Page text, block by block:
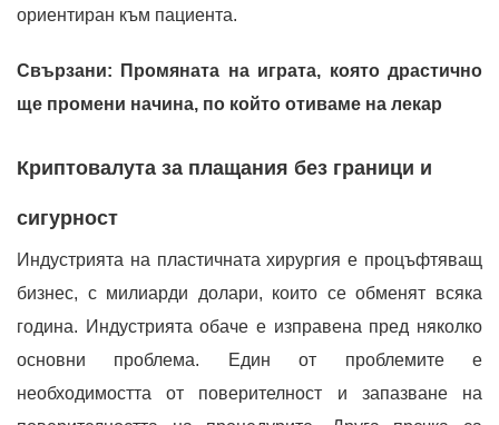
ориентиран към пациента.
Свързани: Промяната на играта, която драстично
ще промени начина, по който отиваме на лекар
Криптовалута за плащания без граници и
сигурност
Индустрията на пластичната хирургия е процъфтяващ
бизнес, с милиарди долари, които се обменят всяка
година. Индустрията обаче е изправена пред няколко
основни проблема. Един от проблемите е
необходимостта от поверителност и запазване на